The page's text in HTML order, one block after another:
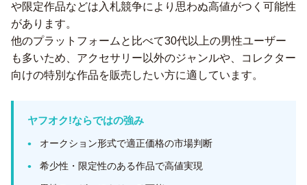
や限定作品などは入札競争により思わぬ高値がつく可能性
があります。
他のプラットフォームと比べて30代以上の男性ユーザー
も多いため、アクセサリー以外のジャンルや、コレクター
向けの特別な作品を販売したい方に適しています。
ヤフオク!ならではの強み
オークション形式で適正価格の市場判断
希少性・限定性のある作品で高値実現